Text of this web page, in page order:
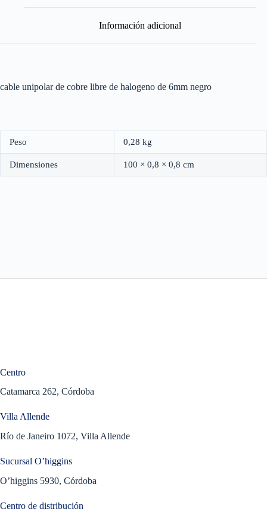
Información adicional
cable unipolar de cobre libre de halogeno de 6mm negro
Peso 0,28 kg
Dimensiones 100 × 0,8 × 0,8 cm
Centro
Catamarca 262, Córdoba
Villa Allende
Río de Janeiro 1072, Villa Allende
Sucursal O’higgins
O’higgins 5930, Córdoba
Centro de distribución